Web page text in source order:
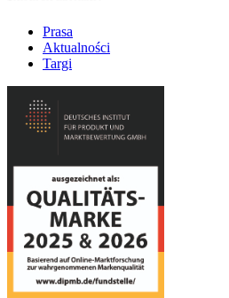
Prasa
Aktualności
Targi